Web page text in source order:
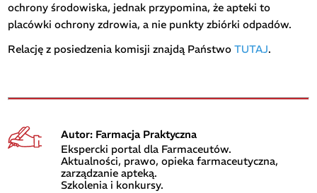
ochrony środowiska, jednak przypomina, że apteki to
placówki ochrony zdrowia, a nie punkty zbiórki odpadów.
Relację z posiedzenia komisji znajdą PaństwoTUTAJ.
Autor: Farmacja Praktyczna
Ekspercki portal dla Farmaceutów.
Aktualności, prawo, opieka farmaceutyczna,
zarządzanie apteką.
Szkolenia i konkursy.